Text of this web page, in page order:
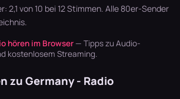
der Sound…
2,1 von 10 bei 12 Stimmen. Alle 80er-Sender
hören im Browser — Tipps zu Audio-
kostenlosem Streaming.
zu Germany - Radio